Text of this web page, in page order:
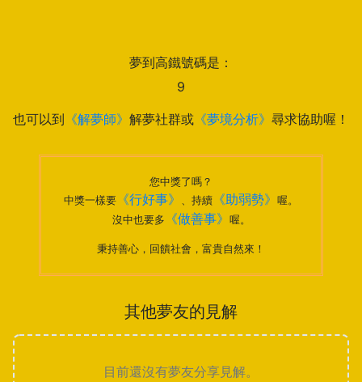
夢到高鐵號碼是：
9
也可以到 《解夢師》 解夢社群或 《夢境分析》 尋求協助喔！
您中獎了嗎？
中獎一樣要 《行好事》 、持續 《助弱勢》 喔。
沒中也要多
《做善事》 喔。
秉持善心，回饋社會，富貴自然來！
其他夢友的見解
目前還沒有夢友分享見解。